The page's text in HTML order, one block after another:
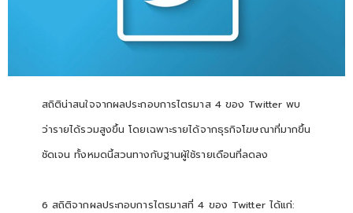
สถิติน่าสนใจจากผลประกอบการไตรมาส 4 ของ Twitter พบ
ว่ารายได้รวมสูงขึ้น โดยเฉพาะรายได้จากธุรกิจโฆษณาที่มากขึ้น
ชัดเจน ทั้งหมดนี้สวนทางกับฐานผู้ใช้รายเดือนที่ลดลง
6 สถิติจากผลประกอบการไตรมาสที่ 4 ของ Twitter ได้แก่: